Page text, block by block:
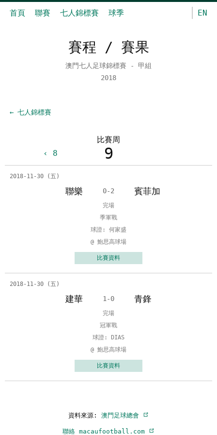
首頁 聯賽 七人錦標賽 球季 EN
賽程 / 賽果
澳門七人足球錦標賽 - 甲組
2018
← 七人錦標賽
比賽周
8
9
2018-11-30 (五)
聯樂 0-2 賓菲加
完場
季軍戰
球證: 何家盛
@ 鮑思高球場
比賽資料
2018-11-30 (五)
建華 1-0 青鋒
完場
冠軍戰
球證: DIAS
@ 鮑思高球場
比賽資料
資料來源: 澳門足球總會
聯絡 macaufootball.com